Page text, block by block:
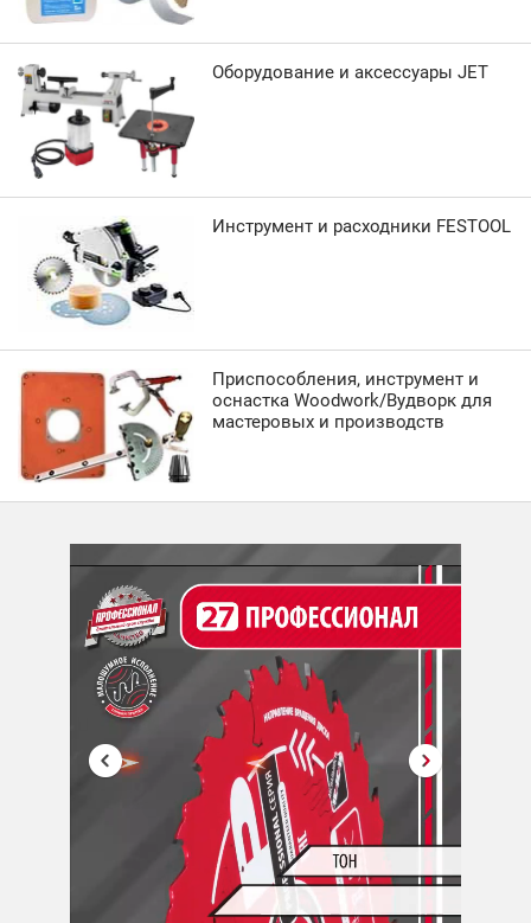
Оборудование и аксессуары JET
Инструмент и расходники FESTOOL
Приспособления, инструмент и
оснастка Woodwork/Вудворк для
мастеровых и производств